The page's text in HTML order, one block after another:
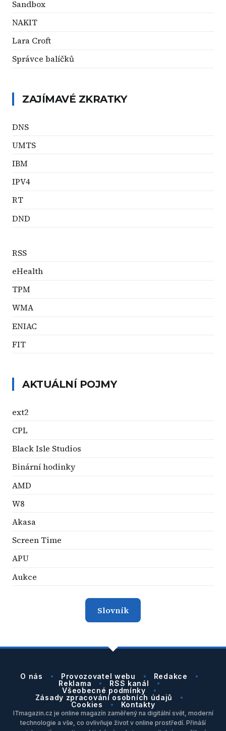
Sandbox
NAKIT
Lara Croft
Správce balíčků
ZAJÍMAVÉ ZKRATKY
DNS
UMTS
IBM
IPV4
RT
DND
RSS
eHealth
TPM
WMA
ENIAC
FIT
AKTUÁLNÍ POJMY
ext2
CPL
Black Isle Studios
Binární hodinky
AMD
W8
Akasa
Screen Time
APU
Aukce
Slovník
O nás Provozovatel webu
Redakce
Reklama
RSS kanál
Všeobecné podmínky
Zásady zpracování osobních údajů
Cookies
Kontakty
ITmagazin.cz je online magazín zaměřený na digitální svět, moderní
technologie a vše, co ovlivňuje život v online prostředí. Přináší